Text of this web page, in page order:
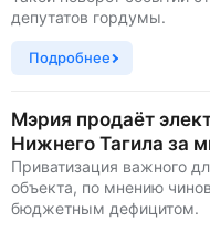
депутатов гордумы.
Подробнее
Мэрия продаёт
Нижнего Тагила за
Приватизация важного
объекта, по мнению
бюджетным дефицитом.